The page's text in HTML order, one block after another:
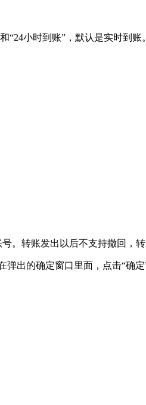
小时到账”，默认是实时到账。
转账发出以后不支持撤回，
出的确定窗口里面，点击“确定